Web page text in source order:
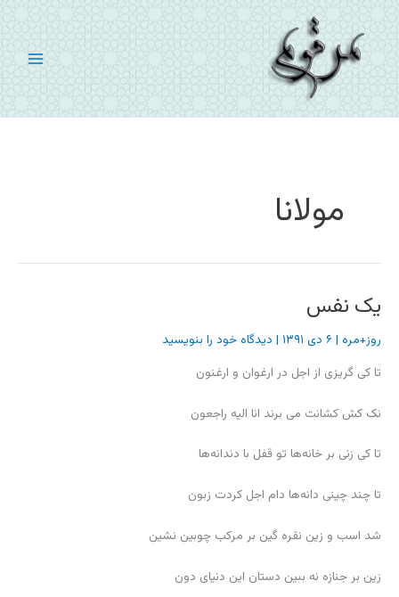
پرش
به
محتوا
مولانا
یک نفس
روز+مره | ۶ دی ۱۳۹۱ | دیدگاه‌ خود را بنویسید
تا کی گریزی از اجل در ارغوان و ارغنون
نک کش کشانت می برند انا الیه راجعون
تا کی زنی بر خانه‌ها تو قفل با دندانه‌ها
تا چند چینی دانه‌ها دام اجل کردت زبون
شد اسب و زین نقره گین بر مرکب چوبین نشین
زین بر جنازه نه ببین دستان این دنیای دون